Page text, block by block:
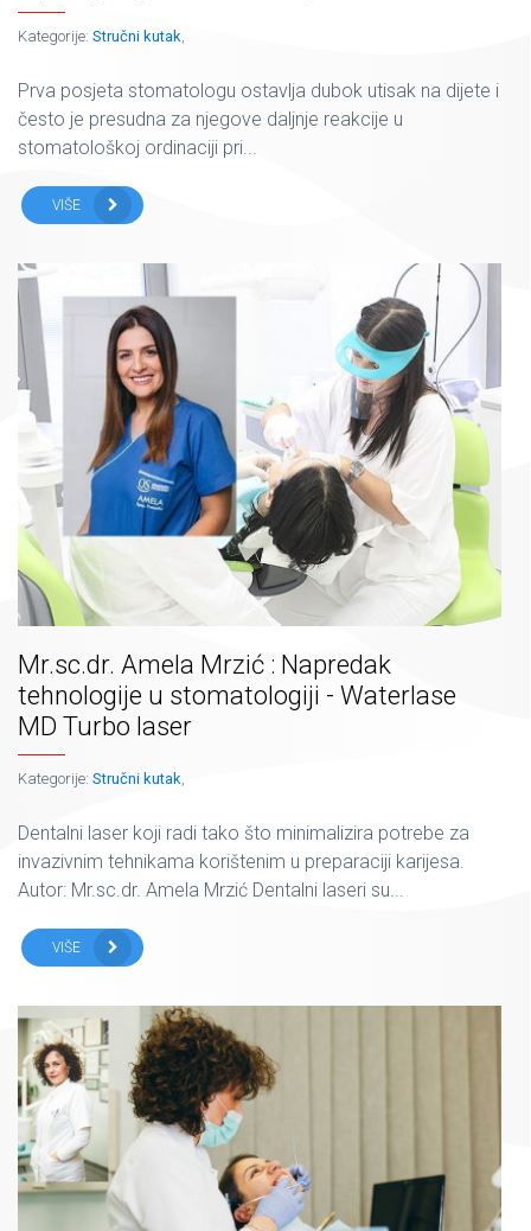
Kategorije: Stručni kutak,
Prva posjeta stomatologu ostavlja dubok utisak na dijete i
često je presudna za njegove daljnje reakcije u
stomatološkoj ordinaciji pri...
VIŠE
Mr.sc.dr. Amela Mrzić : Napredak
tehnologije u stomatologiji - Waterlase
MD Turbo laser
Kategorije: Stručni kutak,
Dentalni laser koji radi tako što minimalizira potrebe za
invazivnim tehnikama korištenim u preparaciji karijesa.
Autor: Mr.sc.dr. Amela Mrzić Dentalni laseri su...
VIŠE